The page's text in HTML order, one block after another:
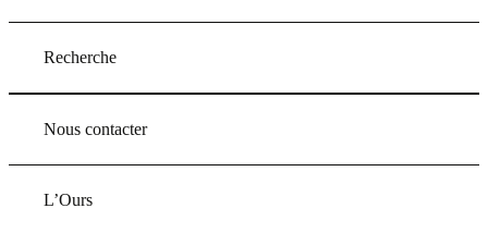
Recherche
Nous contacter
L’Ours